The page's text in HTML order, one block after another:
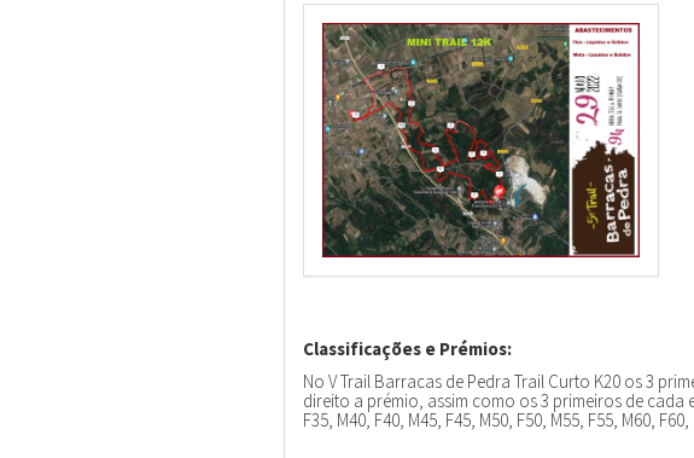
Classificações e Prémios:
No V Trail Barracas de Pedra Trail Curto K20 os 3
direito a prémio, assim como os 3 primeiros de cada
F35, M40, F40, M45, F45, M50, F50, M55, F55, M60,